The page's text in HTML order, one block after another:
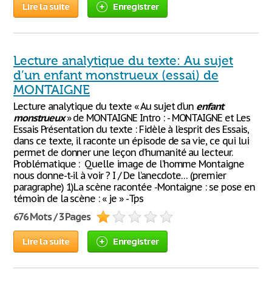
Lire la suite Enregistrer
Lecture analytique du texte: Au sujet
d’un enfant monstrueux (essai) de
MONTAIGNE
Lecture analytique du texte « Au sujet d’un enfant
monstrueux» de MONTAIGNE Intro : - MONTAIGNE et Les
Essais Présentation du texte : Fidèle à l’esprit des Essais,
dans ce texte, il raconte un épisode de sa vie, ce qui lui
permet de donner une leçon d’humanité au lecteur.
Problématique : Quelle image de l’homme Montaigne
nous donne-t-il à voir ? I / De l’anecdote… (premier
paragraphe) 1)La scène racontée -Montaigne : se pose en
témoin de la scène : « je » -Tps
676 Mots / 3 Pages
Lire la suite Enregistrer